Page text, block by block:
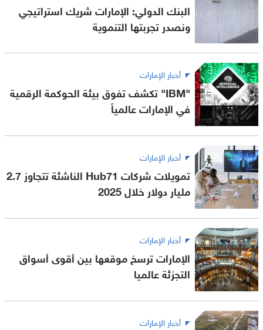
البنك الدولي: الإمارات شريك استراتيجي
ونصدر تجربتها التنموية
أخبار الإمارات
"IBM" تكشف تفوق بيئة الحوكمة الرقمية
في الإمارات عالمياً
أخبار الإمارات
تمويلات شركات Hub71 الناشئة تتجاوز 2.7
مليار دولار خلال 2025
أخبار الإمارات
الإمارات ترسخ موقعها بين أقوى أسواق
التجزئة عالميا
أخبار الإمارات